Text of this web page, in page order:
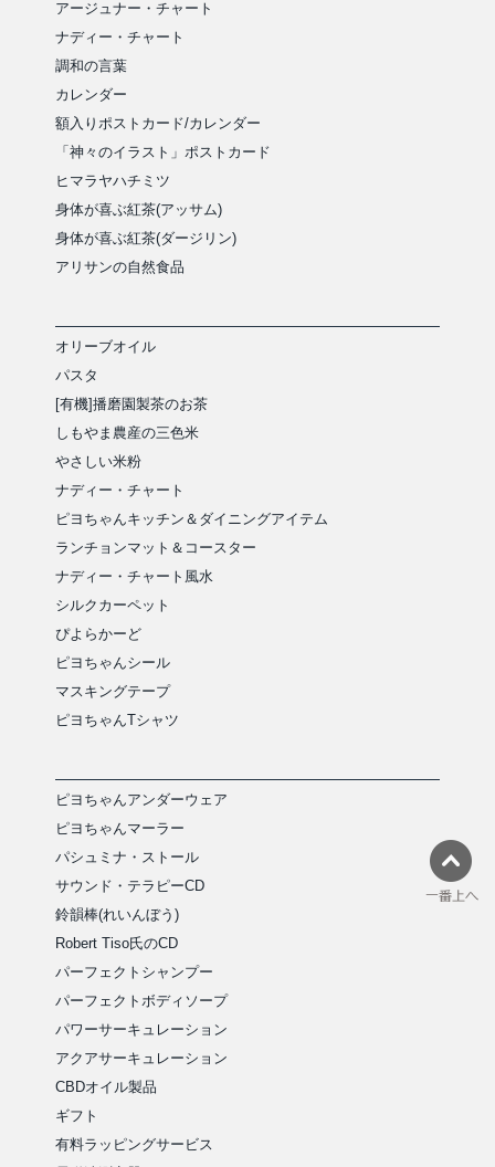
アージュナー・チャート
ナディー・チャート
調和の言葉
カレンダー
額入りポストカード/カレンダー
「神々のイラスト」ポストカード
ヒマラヤハチミツ
身体が喜ぶ紅茶(アッサム)
身体が喜ぶ紅茶(ダージリン)
アリサンの自然食品
オリーブオイル
パスタ
[有機]播磨園製茶のお茶
しもやま農産の三色米
やさしい米粉
ナディー・チャート
ピヨちゃんキッチン＆ダイニングアイテム
ランチョンマット＆コースター
ナディー・チャート風水
シルクカーペット
ぴよらかーど
ピヨちゃんシール
マスキングテープ
ピヨちゃんTシャツ
ピヨちゃんアンダーウェア
ピヨちゃんマーラー
パシュミナ・ストール
サウンド・テラピーCD
鈴韻棒(れいんぼう)
Robert Tiso氏のCD
パーフェクトシャンプー
パーフェクトボディソープ
パワーサーキュレーション
アクアサーキュレーション
CBDオイル製品
ギフト
有料ラッピングサービス